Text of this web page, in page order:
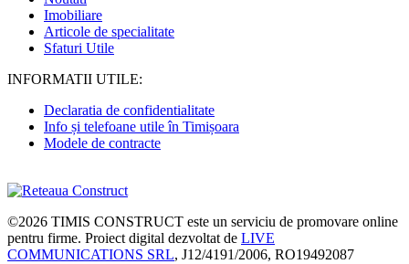
Imobiliare
Articole de specialitate
Sfaturi Utile
INFORMATII UTILE:
Declaratia de confidentialitate
Info și telefoane utile în Timișoara
Modele de contracte
©2026 TIMIS CONSTRUCT este un serviciu de promovare online
pentru firme. Proiect digital dezvoltat de LIVE
COMMUNICATIONS SRL, J12/4191/2006, RO19492087